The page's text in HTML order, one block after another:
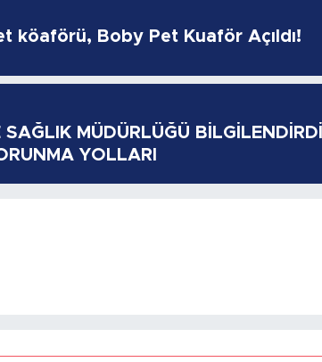
köaförü, Boby Pet Kuaför Açıldı!
SAĞLIK MÜDÜRLÜĞÜ BİLGİLENDİRDİ
YOLLARI